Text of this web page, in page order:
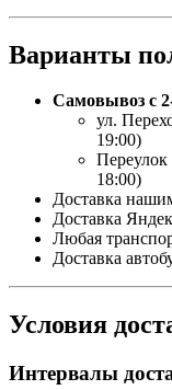
Варианты
Самовывоз с
ул.
19:00)
18:00)
Доставка
Доставка
Любая
Доставка
Условия
Интервалы